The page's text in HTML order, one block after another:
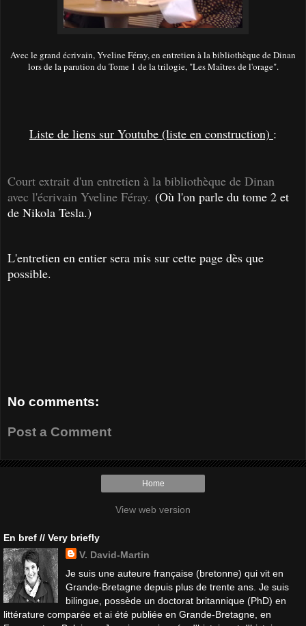
Avec le grand écrivain, Yveline Féray, en entretien à la bibliothèque de Dinan
lors de la parution du Tome 1 de la trilogie, "Les Maîtres de l'orage".
Liste de liens sur Youtube (liste en construction) :
Court extrait d'un entretien à la bibliothèque de Dinan
avec l'écrivain Yveline Féray. (Où l'on parle du tome 2 et
de Nikola Tesla.)
L'entretien en entier sera mis sur cette page dès que
possible.
No comments:
Post a Comment
Home
View web version
En bref // Very briefly
V. David-Martin
Je suis une auteure française (bretonne) qui vit en
Grande-Bretagne depuis plus de trente ans. Je suis
bilingue, possède un doctorat britannique (PhD) en
littérature comparée et ai été publiée en Grande-Bretagne, en